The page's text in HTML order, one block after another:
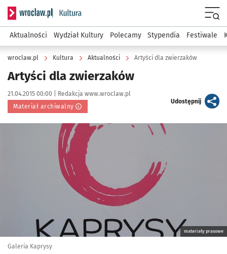
Serwis informacyjny wroclaw.pl podserwis: Kultura
Aktualności Wydział Kultury Polecamy Stypendia Festiwale
wroclaw.pl Kultura Aktualności Artyści dla zwierzaków
Artyści dla zwierzaków
Data publikacji:
21.04.2015 00:00 | Autor:
Redakcja www.wroclaw.pl
Materiał archiwalny
Udostępnijartykuł
Kliknij, aby powiększyć
materiały prasowe
Galeria Kaprysy